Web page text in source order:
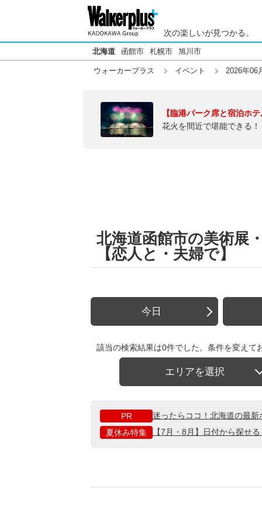
次の楽しいが見つかる。
北海道 函館市 札幌市 旭川市
ウォーカープラス イベント 2026年06
【臨港パーク席と宿泊ホ
花火を間近で堪能できる
北海道函館市の美術展
【恋人と・夫婦で】
今日
該当の検索結果は0件でした。条件を変えて
エリアを選択
PR
迷ったらココ！北海道の最
夏休み特集
【7月・8月】日付から探せ